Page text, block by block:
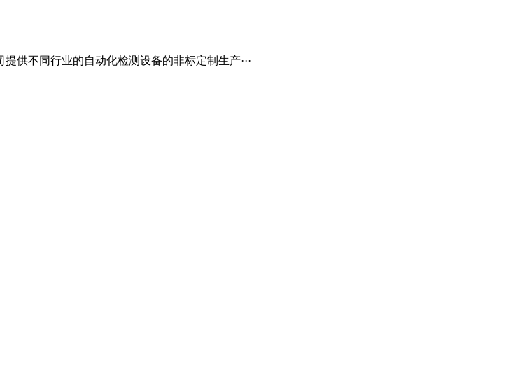
供不同行业的自动化检测设备的非标定制生产···